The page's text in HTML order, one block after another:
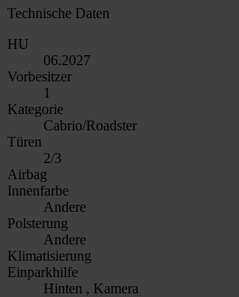
Technische Daten
HU
06.2027
Vorbesitzer
1
Kategorie
Cabrio/Roadster
Türen
2/3
Airbag
Innenfarbe
Andere
Polsterung
Andere
Klimatisierung
Einparkhilfe
Hinten , Kamera